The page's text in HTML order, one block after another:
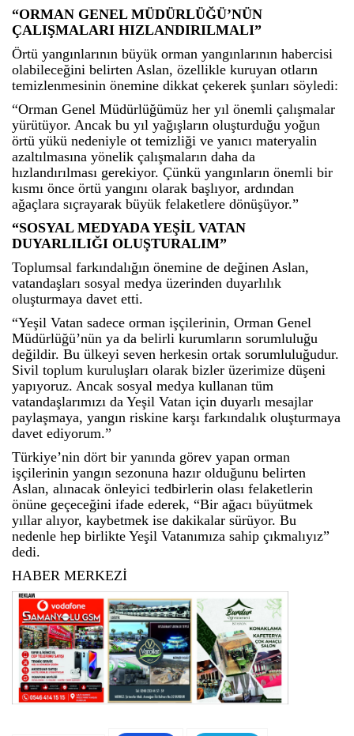
“ORMAN GENEL MÜDÜRLÜĞÜ’NÜN
ÇALIŞMALARI HIZLANDIRILMALI”
Örtü yangınlarının büyük orman yangınlarının habercisi
olabileceğini belirten Aslan, özellikle kuruyan otların
temizlenmesinin önemine dikkat çekerek şunları söyledi:
“Orman Genel Müdürlüğümüz her yıl önemli çalışmalar
yürütüyor. Ancak bu yıl yağışların oluşturduğu yoğun
örtü yükü nedeniyle ot temizliği ve yanıcı materyalin
azaltılmasına yönelik çalışmaların daha da
hızlandırılması gerekiyor. Çünkü yangınların önemli bir
kısmı önce örtü yangını olarak başlıyor, ardından
ağaçlara sıçrayarak büyük felaketlere dönüşüyor.”
“SOSYAL MEDYADA YEŞİL VATAN
DUYARLILIĞI OLUŞTURALIM”
Toplumsal farkındalığın önemine de değinen Aslan,
vatandaşları sosyal medya üzerinden duyarlılık
oluşturmaya davet etti.
“Yeşil Vatan sadece orman işçilerinin, Orman Genel
Müdürlüğü’nün ya da belirli kurumların sorumluluğu
değildir. Bu ülkeyi seven herkesin ortak sorumluluğudur.
Sivil toplum kuruluşları olarak bizler üzerimize düşeni
yapıyoruz. Ancak sosyal medya kullanan tüm
vatandaşlarımızı da Yeşil Vatan için duyarlı mesajlar
paylaşmaya, yangın riskine karşı farkındalık oluşturmaya
davet ediyorum.”
Türkiye’nin dört bir yanında görev yapan orman
işçilerinin yangın sezonuna hazır olduğunu belirten
Aslan, alınacak önleyici tedbirlerin olası felaketlerin
önüne geçeceğini ifade ederek, “Bir ağacı büyütmek
yıllar alıyor, kaybetmek ise dakikalar sürüyor. Bu
nedenle hep birlikte Yeşil Vatanımıza sahip çıkmalıyız”
dedi.
HABER MERKEZİ